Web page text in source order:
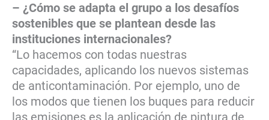
– ¿Cómo se adapta el grupo a los desafíos
sostenibles que se plantean desde las
instituciones internacionales?
“Lo hacemos con todas nuestras
capacidades, aplicando los nuevos sistemas
de anticontaminación. Por ejemplo, uno de
los modos que tienen los buques para reducir